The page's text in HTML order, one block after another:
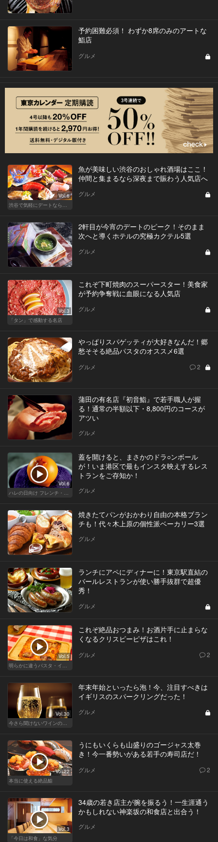
予約困難必須！ わずか8席のみのアートな
鮨店
グルメ
Vol.6
渋谷で気軽にデートならここ！ディナーにおすすめのセンスが良い人気店
魚が美味しい渋谷のおしゃれ酒場はここ！
仲間と集まるなら深夜まで賑わう人気店へ
グルメ
2軒目が今宵のデートのピーク！そのまま
次へと導くホテルの究極カクテル5選
グルメ
Vol.3
「タン」で感動する名店
これぞ下町焼肉のスーパースター！美食家
が予約争奪戦に血眼になる人気店
グルメ
やっぱりスパゲッティが大好きなんだ！郷
愁そそる絶品パスタのオススメ6選
グルメ 2
蒲田の有名店『初音鮨』で若手職人が握
る！通常の半額以下・8,800円のコースが
アツい
グルメ
Vol.6
ハレの日向け フレンチ・高級店
蓋を開けると、まさかのドラ○ンボール
が！いま港区で最もインスタ映えするレス
トランをご存知か！
グルメ
焼きたてパンがおかわり自由の本格ブラン
チも！代々木上原の個性派ベーカリー3選
グルメ
ランチにアペにディナーに！東京駅直結の
バールレストランが使い勝手抜群で超優
秀！
グルメ
Vol.5
これぞ絶品おつまみ！お酒片手に止まらな
くなるクリスピーピザはこれ！
グルメ 2
Vol.30
年末年始といったら泡！今、注目すべきは
イギリスのスパークリングだった！
グルメ
Vol.22
本当に使える絶品鮨
うにもいくらも山盛りのゴージャス太巻
き！今一番勢いがある若手の寿司店だ！
グルメ 2
Vol.3
「今日は和食」な気分
34歳の若き店主が腕を振るう！一生涯通う
かもしれない神楽坂の和食店と出合う！
グルメ